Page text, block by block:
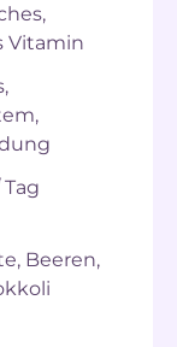
Vitamin
Tag
Beeren,